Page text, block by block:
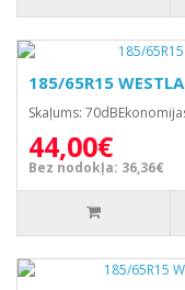
185/65R15
Skaļums:
44,00€
Bez nodokļa: 36,36€